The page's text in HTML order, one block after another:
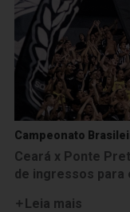
Campeonato
Ceará x Ponte
de ingressos
Leia mais